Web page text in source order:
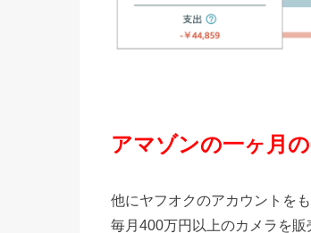
アマゾンの一ヶ月
他にヤフオクのアカウントを
毎月400万円以上のカメラを販